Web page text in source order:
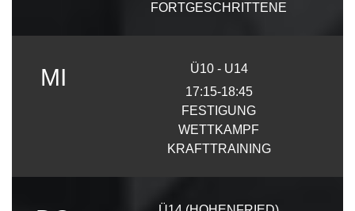
FORTGESCHRITTENE
MI
Ü10 - U14
17:15-18:45
FESTIGUNG
WETTKAMPF
KRAFTTRAINING